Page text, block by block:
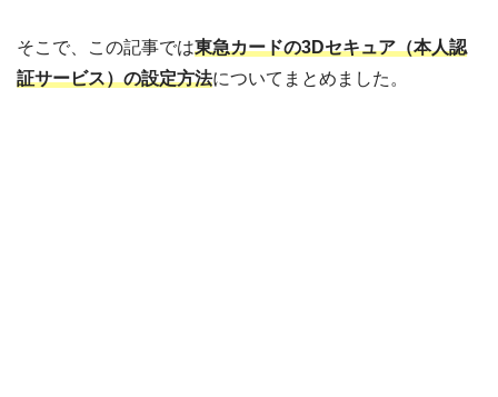
そこで、この記事では東急カードの3Dセキュア（本人認
証サービス）の設定方法についてまとめました。